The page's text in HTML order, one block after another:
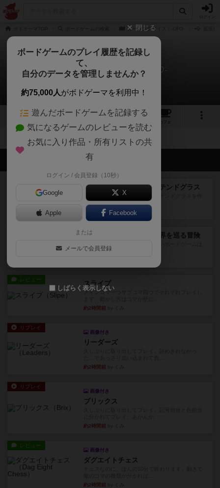
カーリングダイス！-UFO-
カーリングダイス！-UFO-
拡張/関連作品 0件
1
カフェ
会員の新しい投稿
アズール：シントラのステンドグラス
大好きなアズールシリーズ。ステンドグラスを作
っていきます✨1部より自由...
by しんたろ
エクスペディション：世界を巡る冒険
どおもしろいはず？いいえ。...
レビュー スライプ
メインコマ一つサブコマ四つでそれぞれプレイし
約2時間前
リプレイ
画像付き
リーダーズ
約2時間前
リプレイ
画像付き
ブリックス
約2時間前
レビュー
画像付き
ダグエイトチェス
約2時間前
閉じる
ボードゲームのプレイ履歴を記録し
て、
自分のデータを管理しませんか？
約75,000人がボドゲーマを利用中！
遊んだボードゲームを記録する
気になるゲームのレビューを読む
お気に入り作品・所有リストの共
有
ログイン / 会員登録（10秒）
Google X
Apple Facebook
または
メールで会員登録
しばらく表示しない